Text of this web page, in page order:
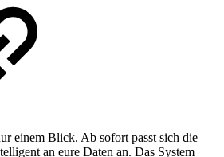
einem Blick. Ab sofort passt sich die
an eure Daten an. Das System